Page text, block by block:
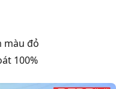
màu đỏ
100%